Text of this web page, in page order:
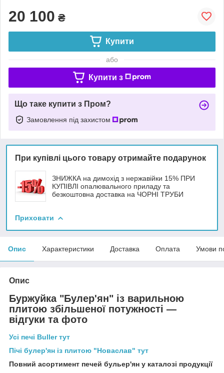
20 100 ₴
Купити
або
Купити з
Що таке купити з Пром?
Замовлення під захистом
При купівлі цього товару отримайте подарунок
ЗНИЖКА на димохід з нержавійки 15% ПРИ
КУПІВЛІ опалювального приладу та
безкоштовна доставка на ЧОРНІ ТРУБИ
Приховати
Опис Характеристики Доставка Оплата Умови
Опис
Буржуйка "Булер'ян" із варильною
плитою збільшеної потужності —
відгуки та фото
Усі печі Buller тут
Пічі булер'ян із плитою "Новаслав" тут
Повний асортимент печей бульер'ян у каталозі продукції